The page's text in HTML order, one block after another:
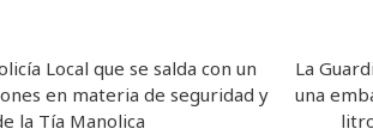
Local que se salda con un
en materia de seguridad y
la Tía Manolica
La
una